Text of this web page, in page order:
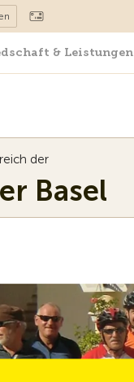
& Leistungen
der
Basel